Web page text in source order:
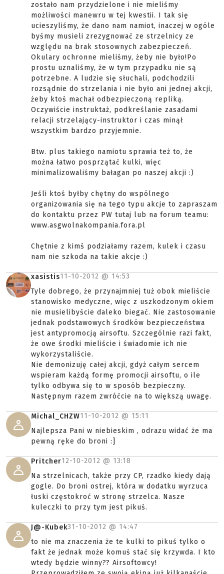
zostało nam przydzielone i nie mieliśmy
możliwości manewru w tej kwestii. I tak się
ucieszyliśmy, że dano nam namiot, inaczej w ogóle
byśmy musieli zrezygnować ze strzelnicy ze
względu na brak stosownych zabezpieczeń.
Okulary ochronne mieliśmy, żeby nie było!Po
prostu uznaliśmy, że w tym przypadku nie są
potrzebne. A ludzie się słuchali, podchodzili
rozsądnie do strzelania i nie było ani jednej akcji,
żeby ktoś machał odbezpieczoną repliką.
Oczywiście instruktaż, podkreślanie zasadami
relacji strzelający-instruktor i czas minął
wszystkim bardzo przyjemnie.
Btw. plus takiego namiotu sprawia też to, że
można łatwo posprzątać kulki, więc
minimalizowaliśmy bałagan po naszej akcji :)
Jeśli ktoś byłby chętny do wspólnego
organizowania się na tego typu akcje to zapraszam
do kontaktu przez PW tutaj lub na forum teamu:
www.asgwolnakompania.fora.pl
Chętnie z kimś podziałamy razem, kulek i czasu
nam nie szkoda na takie akcje :)
xasistis11-10-2012 @ 14:53
Tyle dobrego, że przynajmniej tuż obok mieliście
stanowisko medyczne, więc z uszkodzonym okiem
nie musielibyście daleko biegać. Nie zastosowanie
jednak podstawowych środków bezpieczeństwa
jest antypromocją airsoftu. Szczególnie razi fakt,
że owe środki mieliście i świadomie ich nie
wykorzystaliście.
Nie demonizuję całej akcji, gdyż całym sercem
wspieram każdą formę promocji airsoftu, o ile
tylko odbywa się to w sposób bezpieczny.
Następnym razem zwróćcie na to większą uwagę.
Michal_CHZW11-10-2012 @ 15:11
Najlepsza Pani w niebieskim , odrazu widać że ma
pewną ręke do broni :]
Pritcher12-10-2012 @ 13:18
Na strzelnicach, także przy CP, rzadko kiedy dają
gogle. Do broni ostrej, która w dodatku wyrzuca
łuski częstokroć w stronę strzelca. Nasze
kuleczki to przy tym jest pikuś.
J@-Kubek31-10-2012 @ 14:47
to nie ma znaczenia że te kulki to pikuś tylko o
fakt że jednak może komuś stać się krzywda. I kto
wtedy będzie winny?? Airsoftowcy!